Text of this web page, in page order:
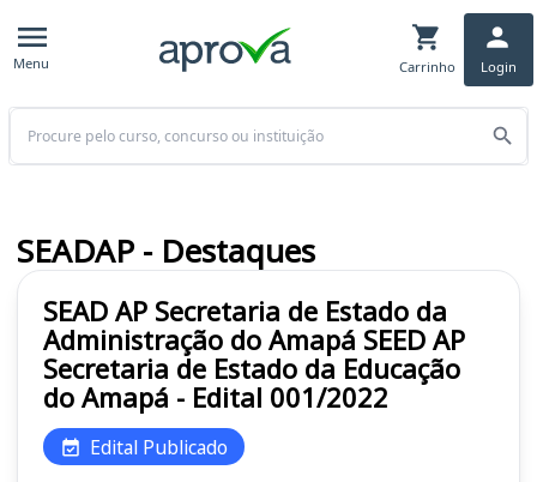
Menu Carrinho Login
Buscar
SEAD AP Secretaria de Estado da
Administração do Amapá SEED AP
Secretaria de Estado da Educação
do Amapá - Edital 001/2022
Edital Publicado
SEADAP - Destaques